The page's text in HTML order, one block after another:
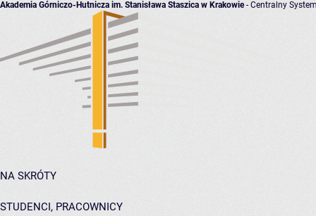
Akademia Górniczo-Hutnicza im. Stanisława Staszica w Krakowie- Centralny
NA SKRÓTY
STUDENCI, PRACOWNICY